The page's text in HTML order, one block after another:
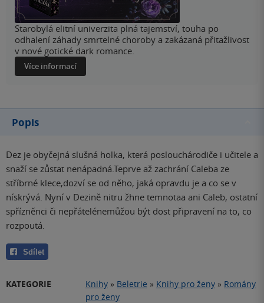
Starobylá elitní univerzita plná tajemství, touha po
odhalení záhady smrtelné choroby a zakázaná přitažlivost
v nové gotické dark romance.
Více informací
Popis
Dez je obyčejná slušná holka, která poslouchárodiče i učitele a
snaží se zůstat nenápadná.Teprve až zachrání Caleba ze
stříbrné klece,dozví se od něho, jaká opravdu je a co se v
nískrývá. Nyní v Dezině nitru žhne temnotaa ani Caleb, ostatní
spřízněnci či nepřátelénemůžou být dost připravení na to, co
rozpoutá.
Sdílet
KATEGORIE Knihy » Beletrie » Knihy pro ženy » Romány
pro ženy